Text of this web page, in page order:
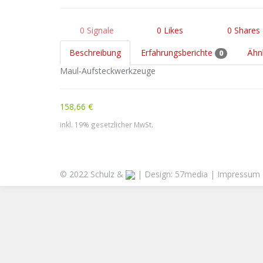
0 Signale 0 Likes 0 Shares
Beschreibung
Erfahrungsberichte 0
Maul-Aufsteckwerkzeuge
158,66 €
inkl. 19% gesetzlicher MwSt.
© 2022 Schulz &
| Design: 57media | Impressum